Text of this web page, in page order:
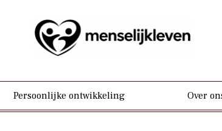
Persoonlijke ontwikkeling Over